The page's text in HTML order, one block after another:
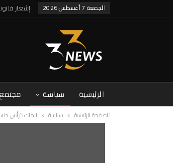
الجمعة 7 أغسطس 2026 إشعار
الرئيسية سياسة
الصفحة الرئيسية سياسة الملك يترأس